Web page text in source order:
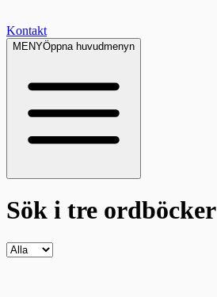
Kontakt
MENYÖppna huvudmenyn
Sök i tre ordböcker